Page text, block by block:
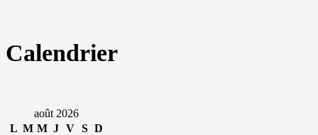
Calendrier
août 2026
L M M J V S D